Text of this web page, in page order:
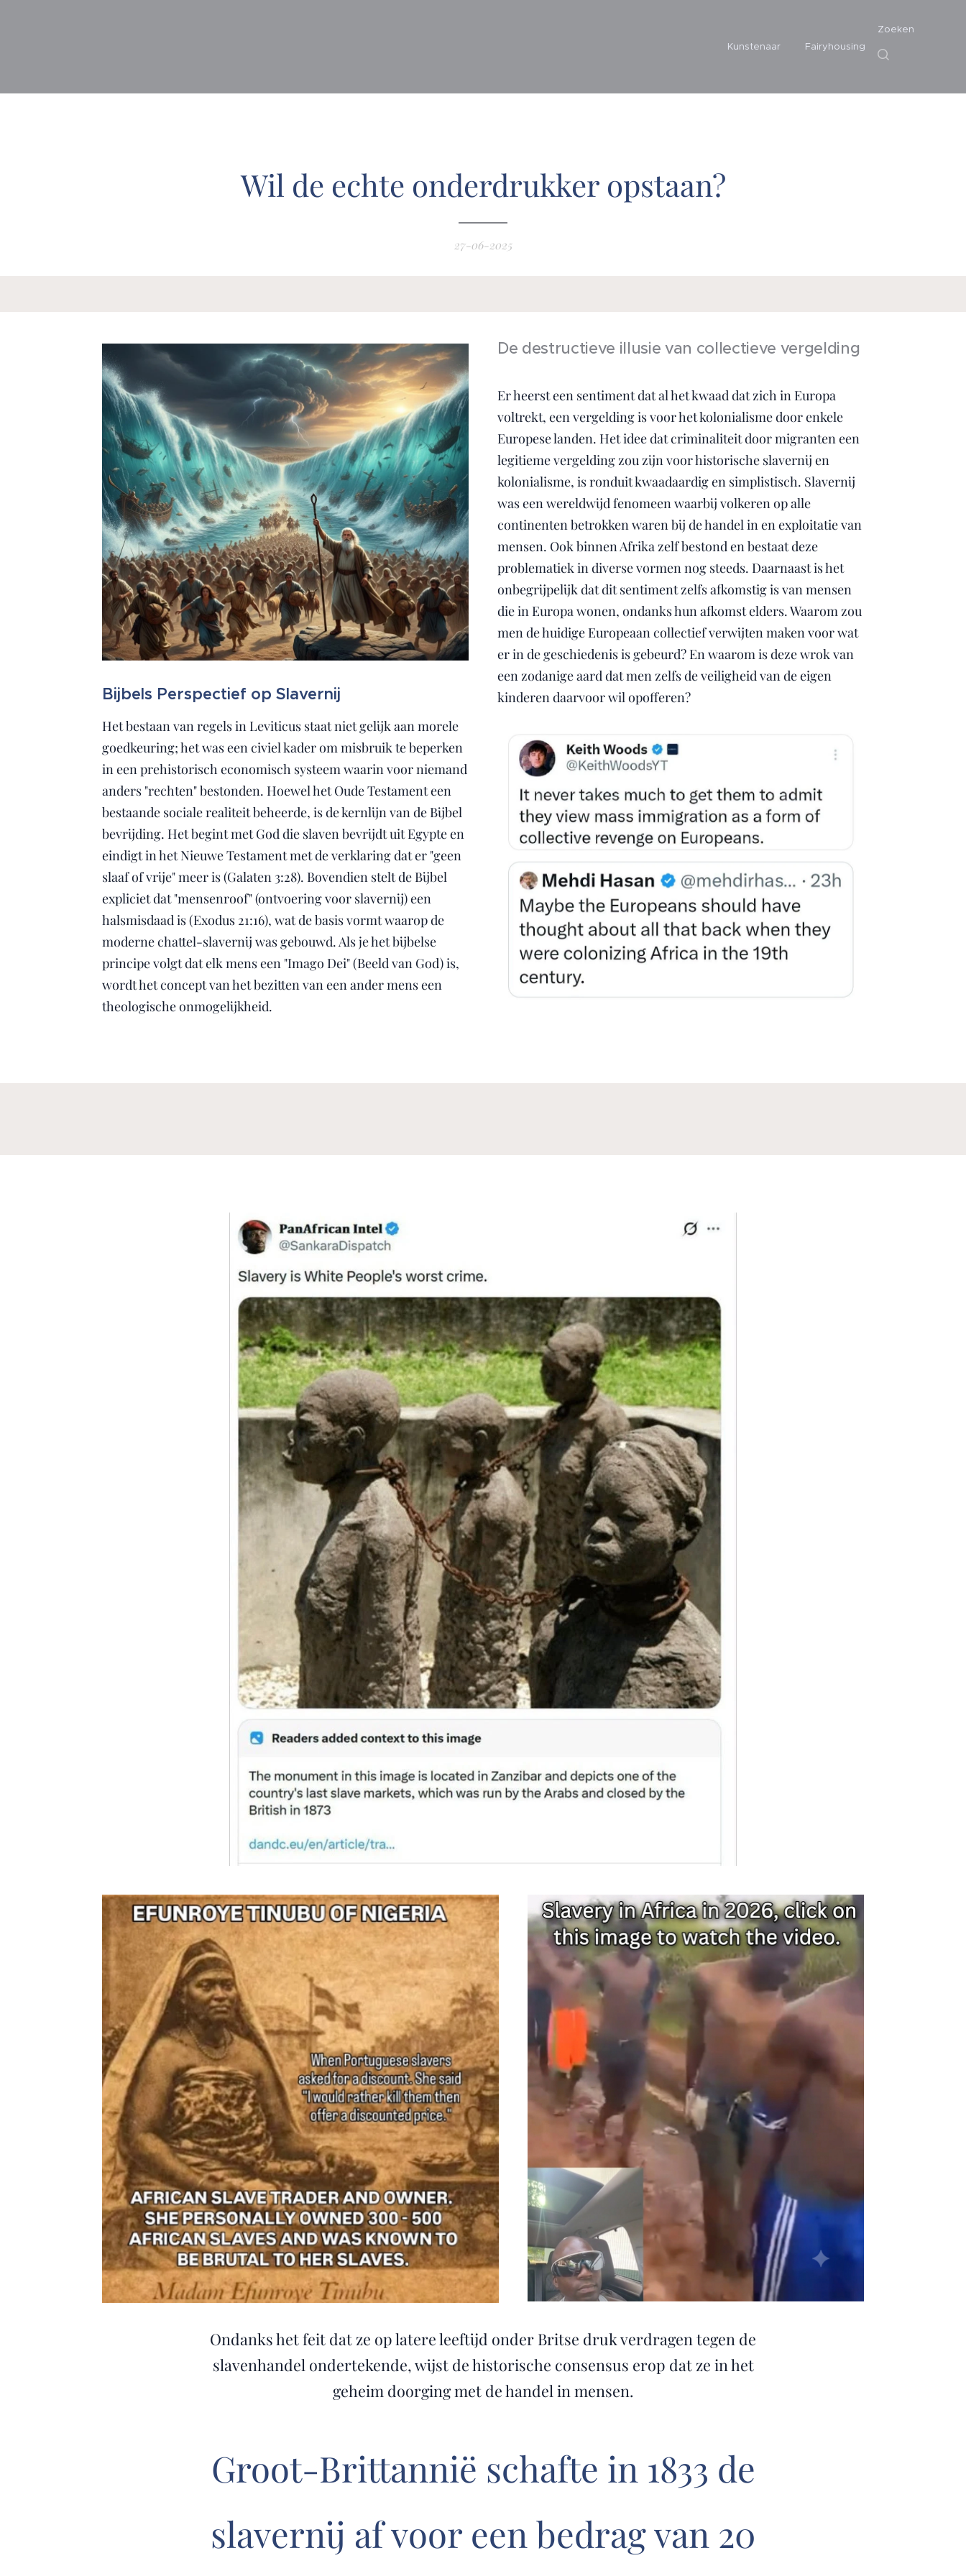
Kunstenaar Fairyhousing
Zoeken
Wil de echte onderdrukker opstaan?
27-06-2025
Bijbels Perspectief op Slavernij
Het bestaan van regels in Leviticus staat niet gelijk aan morele
goedkeuring; het was een civiel kader om misbruik te beperken
in een prehistorisch economisch systeem waarin voor niemand
anders "rechten" bestonden. Hoewel het Oude Testament een
bestaande sociale realiteit beheerde, is de kernlijn van de Bijbel
bevrijding. Het begint met God die slaven bevrijdt uit Egypte en
eindigt in het Nieuwe Testament met de verklaring dat er "geen
slaaf of vrije" meer is (Galaten 3:28). Bovendien stelt de Bijbel
expliciet dat "mensenroof" (ontvoering voor slavernij) een
halsmisdaad is (Exodus 21:16), wat de basis vormt waarop de
moderne chattel-slavernij was gebouwd. Als je het bijbelse
principe volgt dat elk mens een "Imago Dei" (Beeld van God) is,
wordt het concept van het bezitten van een ander mens een
theologische onmogelijkheid.
De destructieve illusie van collectieve vergelding
Er heerst een sentiment dat al het kwaad dat zich in Europa
voltrekt, een vergelding is voor het kolonialisme door enkele
Europese landen. Het idee dat criminaliteit door migranten een
legitieme vergelding zou zijn voor historische slavernij en
kolonialisme, is ronduit kwaadaardig en simplistisch. Slavernij
was een wereldwijd fenomeen waarbij volkeren op alle
continenten betrokken waren bij de handel in en exploitatie van
mensen. Ook binnen Afrika zelf bestond en bestaat deze
problematiek in diverse vormen nog steeds. Daarnaast is het
onbegrijpelijk dat dit sentiment zelfs afkomstig is van mensen
die in Europa wonen, ondanks hun afkomst elders. Waarom zou
men de huidige Europeaan collectief verwijten maken voor wat
er in de geschiedenis is gebeurd? En waarom is deze wrok van
een zodanige aard dat men zelfs de veiligheid van de eigen
kinderen daarvoor wil opofferen?
Ondanks het feit dat ze op latere leeftijd onder Britse druk verdragen tegen de
slavenhandel ondertekende, wijst de historische consensus erop dat ze in het
geheim doorging met de handel in mensen.
Groot-Brittannië schafte in 1833 de
slavernij af voor een bedrag van 20